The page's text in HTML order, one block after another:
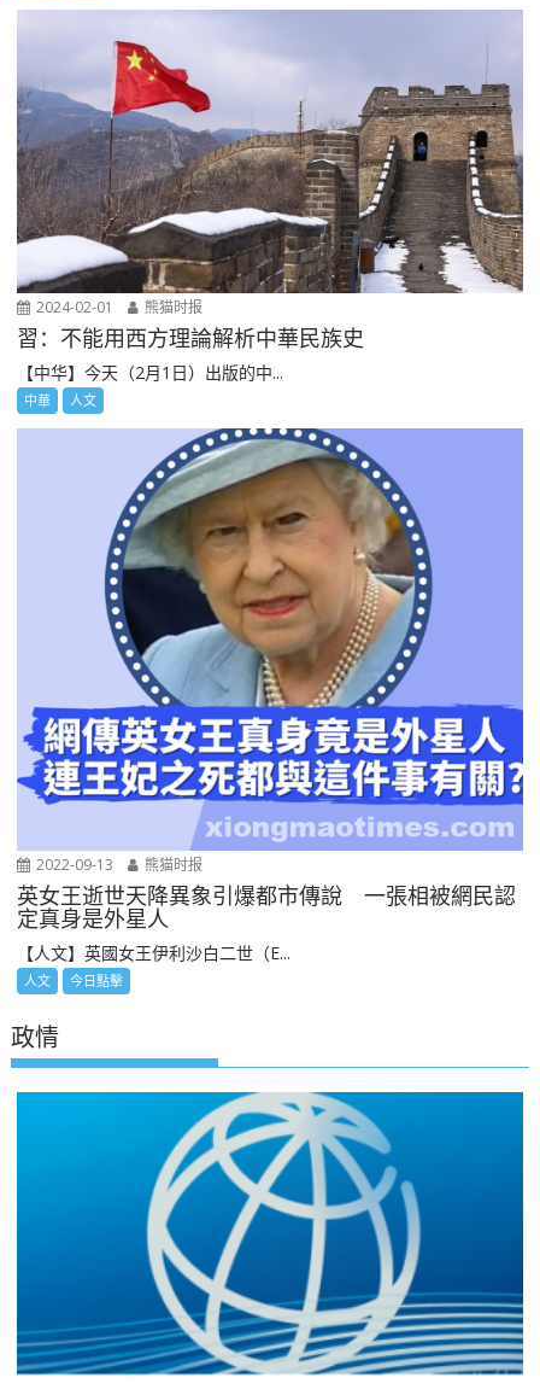
2024-02-01 熊猫时报
習：不能用西方理論解析中華民族史
【中华】今天（2月1日）出版的中...
中華 人文
2022-09-13 熊猫时报
英女王逝世天降異象引爆都市傳說 一張相被網民認
定真身是外星人
【人文】英國女王伊利沙白二世（E...
人文 今日點擊
政情